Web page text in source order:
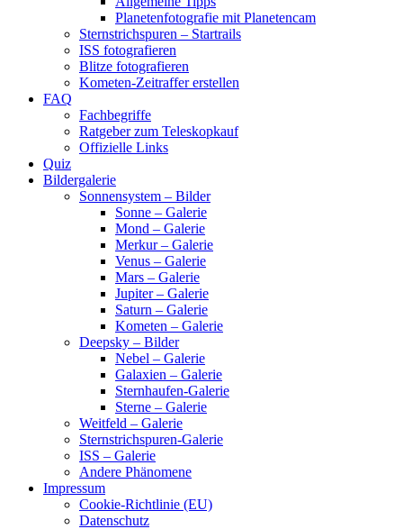
Planetenfotografie mit Planetencam
Sternstrichspuren – Startrails
ISS fotografieren
Blitze fotografieren
Kometen-Zeitraffer erstellen
FAQ
Fachbegriffe
Ratgeber zum Teleskopkauf
Offizielle Links
Quiz
Bildergalerie
Sonnensystem – Bilder
Sonne – Galerie
Mond – Galerie
Merkur – Galerie
Venus – Galerie
Mars – Galerie
Jupiter – Galerie
Saturn – Galerie
Kometen – Galerie
Deepsky – Bilder
Nebel – Galerie
Galaxien – Galerie
Sternhaufen-Galerie
Sterne – Galerie
Weitfeld – Galerie
Sternstrichspuren-Galerie
ISS – Galerie
Andere Phänomene
Impressum
Cookie-Richtlinie (EU)
Datenschutz